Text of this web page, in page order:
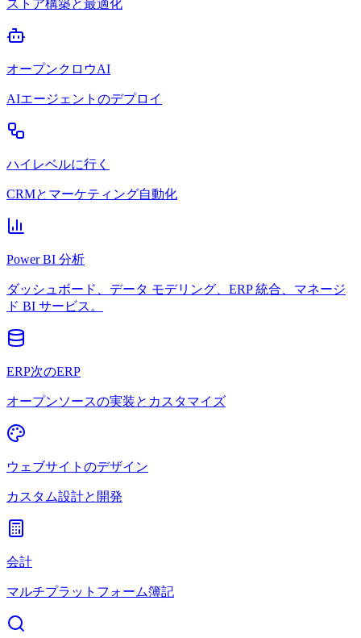
ストア構築と最適化
オープンクロウAI
AIエージェントのデプロイ
ハイレベルに行く
CRMとマーケティング自動化
Power BI 分析
ダッシュボード、データ モデリング、ERP 統合、マネージ
ド BI サービス。
ERP次のERP
オープンソースの実装とカスタマイズ
ウェブサイトのデザイン
カスタム設計と開発
会計
マルチプラットフォーム簿記